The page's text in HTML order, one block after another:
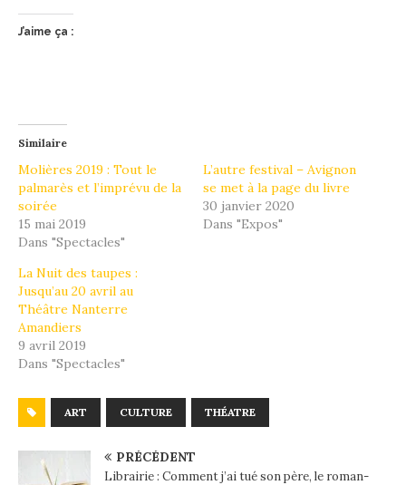
J’aime ça :
Similaire
Molières 2019 : Tout le
palmarès et l’imprévu de la
soirée
15 mai 2019
Dans "Spectacles"
L’autre festival – Avignon
se met à la page du livre
30 janvier 2020
Dans "Expos"
La Nuit des taupes :
Jusqu’au 20 avril au
Théâtre Nanterre
Amandiers
9 avril 2019
Dans "Spectacles"
ART CULTURE THÉATRE
PRÉCÉDENT
Librairie : Comment j’ai tué son père, le roman-